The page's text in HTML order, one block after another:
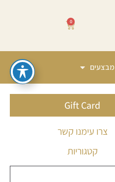
0
מבצעים
Gift Card
צרו עימנו קשר
קטגוריות